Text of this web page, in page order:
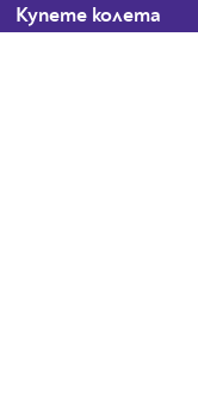
Купете колета